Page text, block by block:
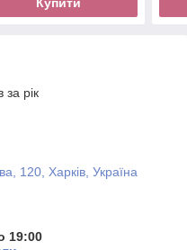
за рік
120, Харків, Україна
19:00